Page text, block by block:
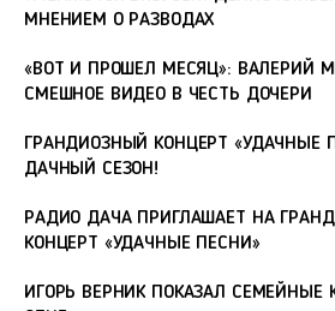
МНЕНИЕМ О РАЗВОДАХ
«ВОТ И ПРОШЕЛ МЕСЯЦ»: ВАЛЕРИЙ
СМЕШНОЕ ВИДЕО В ЧЕСТЬ ДОЧЕРИ
ГРАНДИОЗНЫЙ КОНЦЕРТ «УДАЧНЫЕ
ДАЧНЫЙ СЕЗОН!
РАДИО ДАЧА ПРИГЛАШАЕТ НА
КОНЦЕРТ «УДАЧНЫЕ ПЕСНИ»
ИГОРЬ ВЕРНИК ПОКАЗАЛ СЕМЕЙНЫЕ